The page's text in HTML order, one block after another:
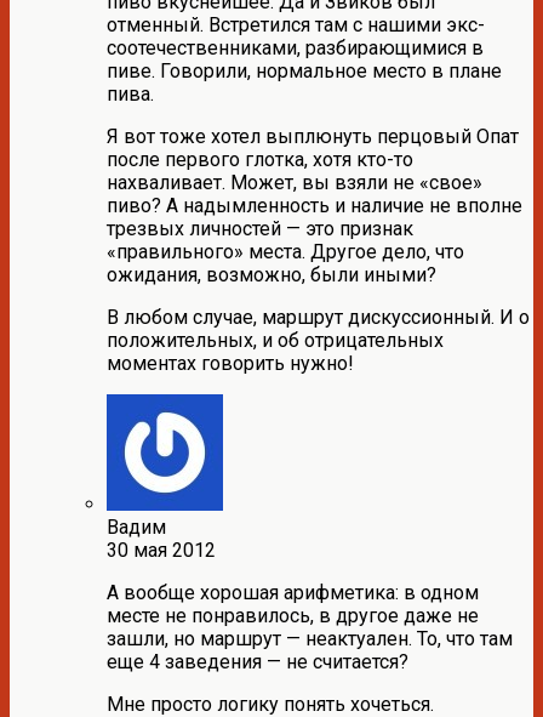
отменный. Встретился там с нашими экс-
соотечественниками, разбирающимися в
пиве. Говорили, нормальное место в плане
пива.
Я вот тоже хотел выплюнуть перцовый Опат
после первого глотка, хотя кто-то
нахваливает. Может, вы взяли не «свое»
пиво? А надымленность и наличие не вполне
трезвых личностей — это признак
«правильного» места. Другое дело, что
ожидания, возможно, были иными?
В любом случае, маршрут дискуссионный. И о
положительных, и об отрицательных
моментах говорить нужно!
Вадим
30 мая 2012
А вообще хорошая арифметика: в одном
месте не понравилось, в другое даже не
зашли, но маршрут — неактуален. То, что там
еще 4 заведения — не считается?
Мне просто логику понять хочеться.